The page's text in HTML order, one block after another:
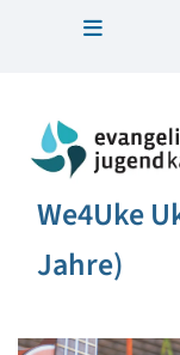
We4Uke
Jahre)